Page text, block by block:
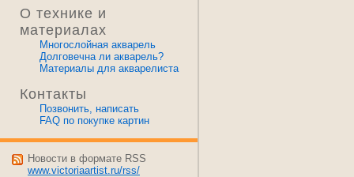
О технике и
материалах
Многослойная акварель
Долговечна ли акварель?
Материалы для акварелиста
Контакты
Позвонить, написать
FAQ по покупке картин
Новости в формате RSS
www.victoriaartist.ru/rss/